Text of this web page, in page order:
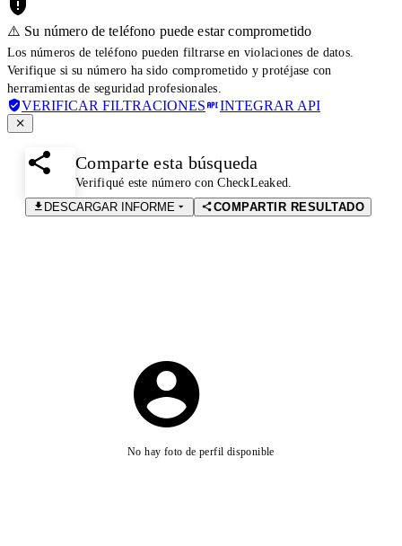
⚠️ Su número de teléfono puede estar comprometido
Los números de teléfono pueden filtrarse en violaciones de datos.
Verifique si su número ha sido comprometido y protéjase con
herramientas de seguridad profesionales.
VERIFICAR FILTRACIONES INTEGRAR API
Comparte esta búsqueda
Verifiqué este número con CheckLeaked.
DESCARGAR INFORME
COMPARTIR RESULTADO
No hay foto de perfil disponible